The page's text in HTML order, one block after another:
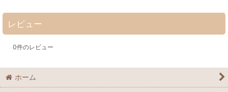
レビュー
0件のレビュー
ホーム